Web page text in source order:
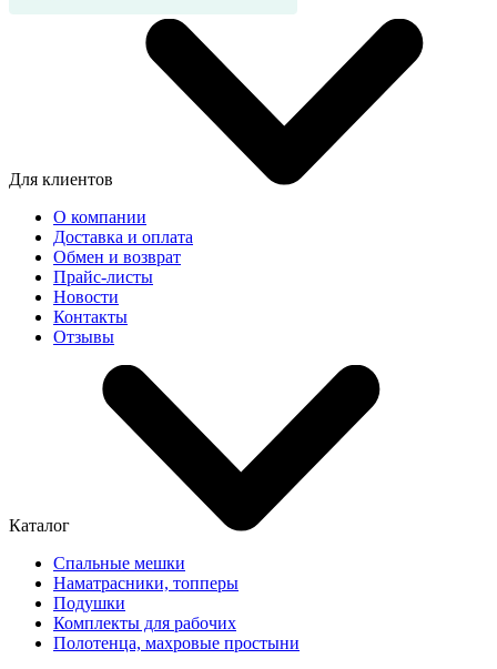
Для клиентов
О компании
Доставка и оплата
Обмен и возврат
Прайс-листы
Новости
Контакты
Отзывы
Каталог
Спальные мешки
Наматрасники, топперы
Подушки
Комплекты для рабочих
Полотенца, махровые простыни